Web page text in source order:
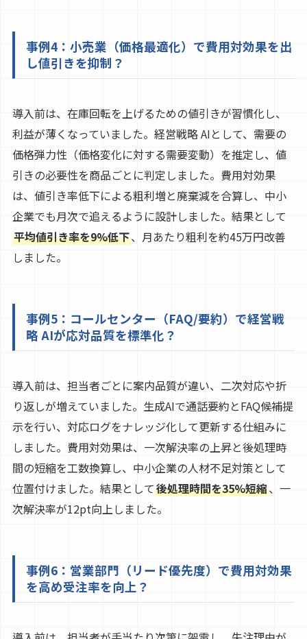
事例4：小売業（価格最適化）で費用対効果を出
し値引きを抑制？
導入前は、在庫回転を上げるための値引きが習慣化し、
利益が薄くなっていました。経営戦略 AIとして、需要の
価格弾力性（価格変化に対する需要変動）を推定し、値
引きの必要性を商品ごとに判定しました。費用対効果
は、値引き率低下による粗利増と廃棄減を合算し、中小
企業でも月次で追えるように設計しました。結果として
平均値引き率を9%低下、月あたり粗利を約45万円改善
しました。
事例5：コールセンター（FAQ/要約）で経営戦
略 AIが応対品質を標準化？
導入前は、担当者ごとに案内品質が違い、二次対応や折
り返しが増えていました。生成AIで通話要約とFAQ候補提
示を行い、対応ログをナレッジ化して更新する仕組みに
しました。費用対効果は、一次解決率の上昇と後処理時
間の短縮を工数換算し、中小企業の人材不足対策として
位置付けました。結果として後処理時間を35%短縮、一
次解決率が12pt向上しました。
事例6：営業部門（リード優先度）で費用対効果
を高め受注率を向上？